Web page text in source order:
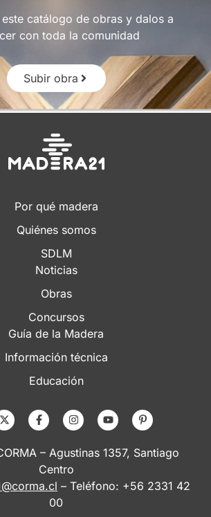
catálogo de obras y dalos a
con toda la comunidad
Subir obra
Por qué madera
Quiénes somos
SDLM
Noticias
Obras
Concursos
Guía de la Madera
Información técnica
Educación
– Agustinas 1357, Santiago
Centro
– Teléfono: +56 2331 42
00